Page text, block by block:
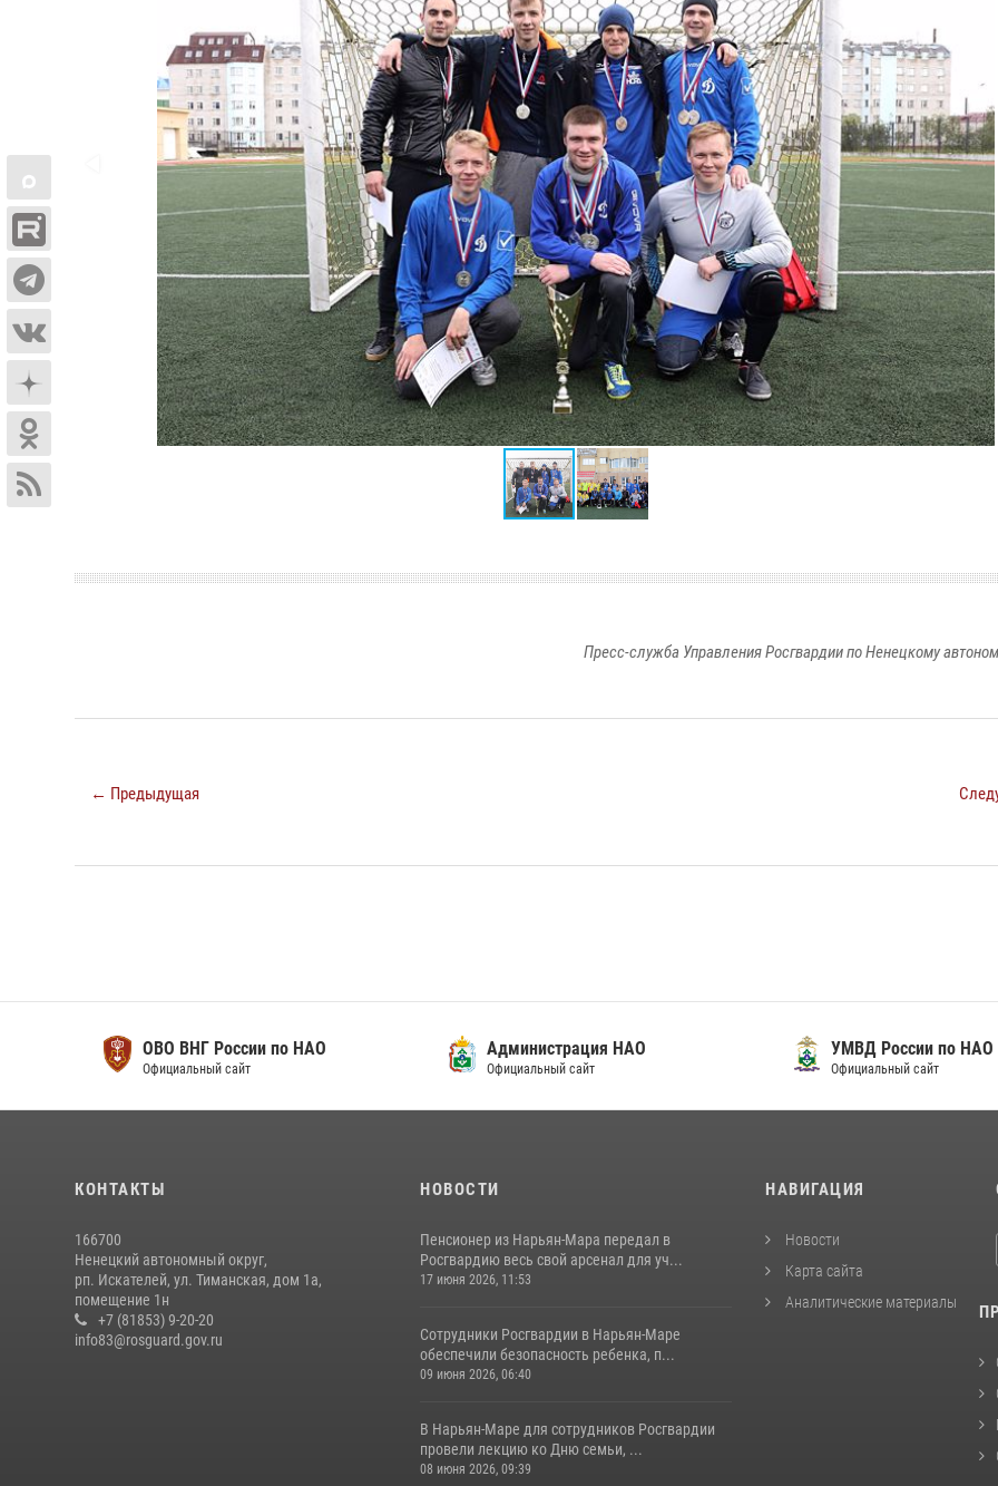
Пресс-служба Управления Росгвардии по Ненецкому
← Предыдущая
ОВО ВНГ России по НАО
Официальный сайт
Администрация НАО
Официальный сайт
УМВД России по НАО
Официальный сайт
КОНТАКТЫ
166700
Ненецкий автономный округ,
рп. Искателей, ул. Тиманская, дом 1а,
помещение 1н
+7 (81853) 9-20-20
info83@rosguard.gov.ru
НОВОСТИ
Пенсионер из Нарьян-Мара передал в
Росгвардию весь свой арсенал для уч...
17 июня 2026, 11:53
Сотрудники Росгвардии в Нарьян-Маре
обеспечили безопасность ребенка, п...
09 июня 2026, 06:40
В Нарьян-Маре для сотрудников Росгвардии
провели лекцию ко Дню семьи, ...
08 июня 2026, 09:39
НАВИГАЦИЯ
Новости
Карта сайта
Аналитические материалы